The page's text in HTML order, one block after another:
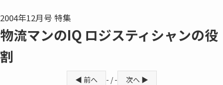
2004年12月号 特集
物流マンのIQ ロジスティシャンの役
割
◀ 前へ - / - 次へ ▶